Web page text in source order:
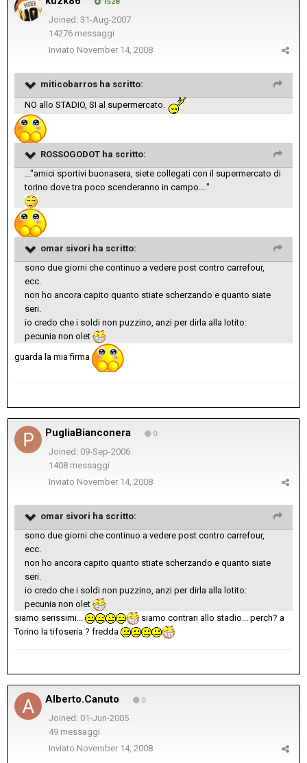
1528
Joined: 31-Aug-2007
14276 messaggi
Inviato November 14, 2008
miticobarros ha scritto:
NO allo STADIO, SI al supermercato.
ROSSOGODOT ha scritto:
..."amici sportivi buonasera, siete collegati con il supermercato di
torino dove tra poco scenderanno in campo...."
omar sivori ha scritto:
sono due giorni che continuo a vedere post contro carrefour,
ecc.
non ho ancora capito quanto stiate scherzando e quanto siate
seri.
io credo che i soldi non puzzino, anzi per dirla alla lotito:
pecunia non olet
guarda la mia firma
PugliaBianconera 0
Joined: 09-Sep-2006
1408 messaggi
Inviato November 14, 2008
omar sivori ha scritto:
sono due giorni che continuo a vedere post contro carrefour,
ecc.
non ho ancora capito quanto stiate scherzando e quanto siate
seri.
io credo che i soldi non puzzino, anzi per dirla alla lotito:
pecunia non olet
siamo serissimi...
siamo contrari allo stadio... perch? a
Torino la tifoseria ? fredda
Alberto.Canuto 0
Joined: 01-Jun-2005
49 messaggi
Inviato November 14, 2008